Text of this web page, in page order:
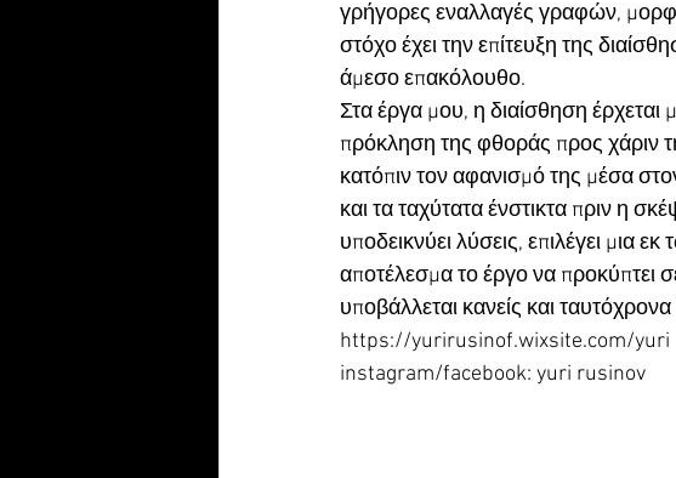
γρήγορες εναλλαγές γραφών,
στόχο έχει την επίτευξη της
άμεσο επακόλουθο.
Στα έργα μου, η διαίσθηση έρχεται
πρόκληση της φθοράς προς χάριν
κατόπιν τον αφανισμό της μέσα
και τα ταχύτατα ένστικτα πριν η
υποδεικνύει λύσεις, επιλέγει μια
αποτέλεσμα το έργο να προκύπτει
υποβάλλεται κανείς και
https://yurirusinof.wixsite.com/yuri
instagram/facebook: yuri rusinov